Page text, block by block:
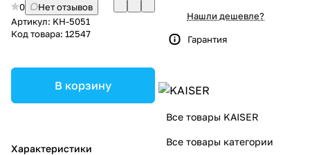
0
Нет отзывов
Артикул: KH-5051
Код товара: 12547
В корзину
Характеристики
Нашли дешевле?
Гарантия
Все товары KAISER
Все товары категории